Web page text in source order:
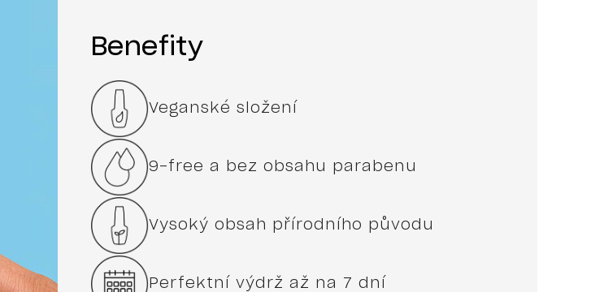
Benefity
Veganské složení
9-free a bez obsahu parabenu
Vysoký obsah přírodního původu
Perfektní výdrž až na 7 dní